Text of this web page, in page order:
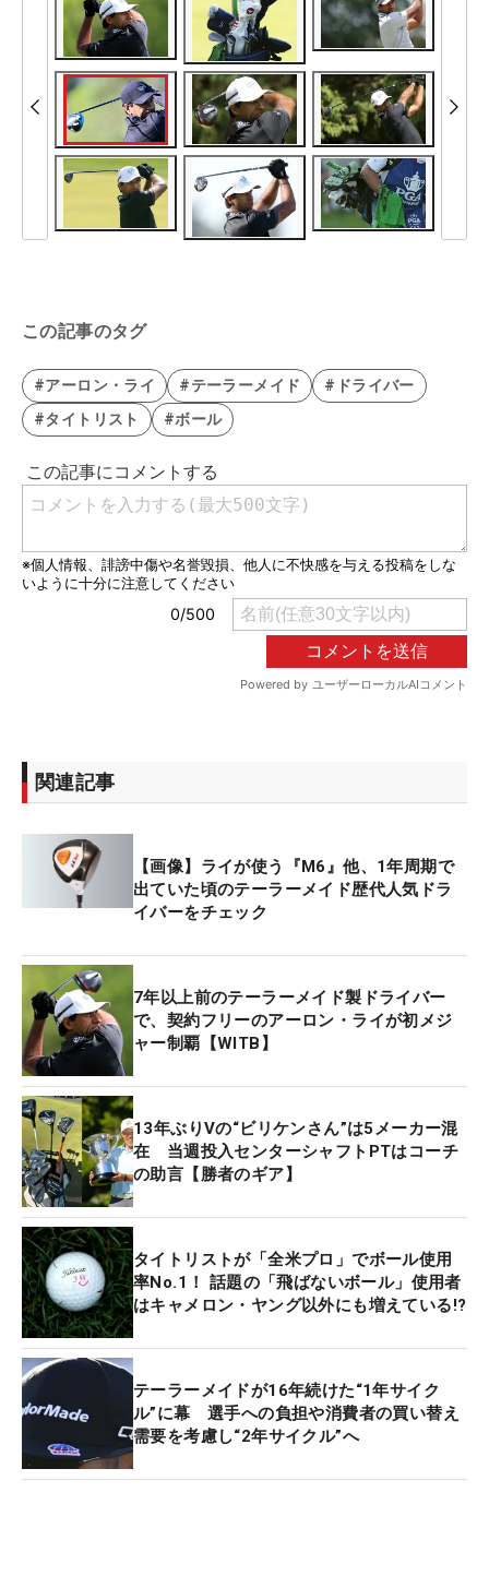
この記事のタグ
#アーロン・ライ #テーラーメイド
#ドライバー
#タイトリスト
#ボール
関連記事
【画像】ライが使う『M6』他、1年周期で
出ていた頃のテーラーメイド歴代人気ドラ
イバーをチェック
7年以上前のテーラーメイド製ドライバー
で、契約フリーのアーロン・ライが初メジ
ャー制覇【WITB】
13年ぶりVの“ビリケンさん”は5メーカー混
在 当週投入センターシャフトPTはコーチ
の助言【勝者のギア】
タイトリストが「全米プロ」でボール使用
率No.1！ 話題の「飛ばないボール」使用者
はキャメロン・ヤング以外にも増えている!?
テーラーメイドが16年続けた“1年サイク
ル”に幕 選手への負担や消費者の買い替え
需要を考慮し“2年サイクル”へ